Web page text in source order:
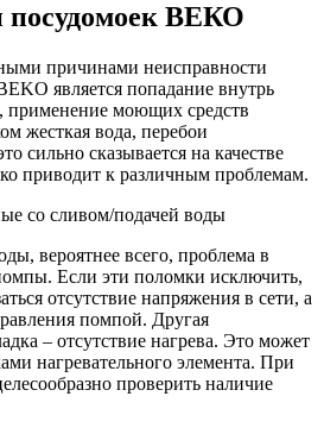
посудомоек ВЕКО
причинами неисправности
является попадание внутрь
применение моющих средств
жесткая вода, перебои
сильно сказывается на качестве
приводит к различным проблемам.
со сливом/подачей воды
вероятнее всего, проблема в
Если эти поломки исключить,
отсутствие напряжения в сети, а
помпой. Другая
– отсутствие нагрева. Это может
нагревательного элемента. При
проверить наличие